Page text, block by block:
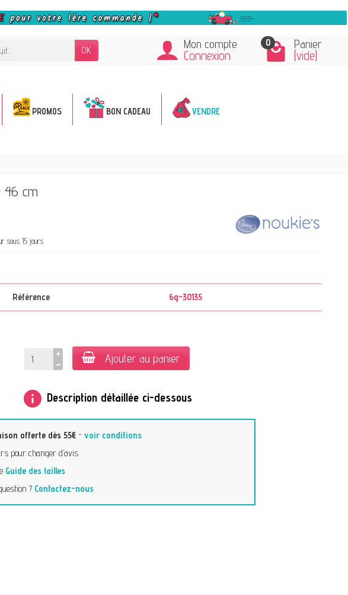
OK Mon compte
Connexion
0 Panier
(vide)
PROMOS BON CADEAU VENDRE
46 cm
sous 15 jours
Référence 6g-30135
Ajouter au panier
info Description détaillée ci-dessous
offerte dès 55€- voir conditions
pour changer d’avis
Guide des tailles
? Contactez-nous